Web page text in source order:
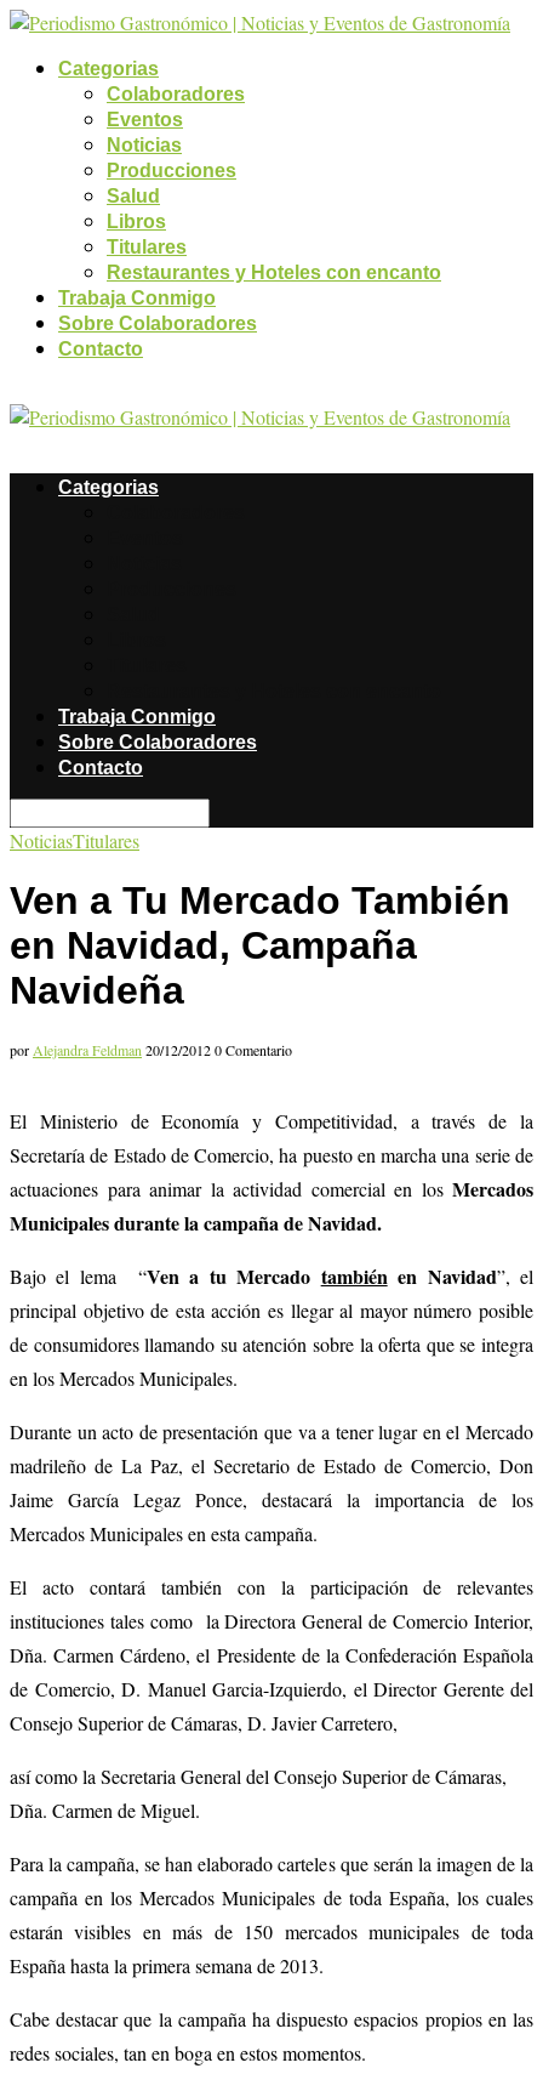
Categorias
Colaboradores
Eventos
Noticias
Producciones
Salud
Libros
Titulares
Restaurantes y Hoteles con encanto
Trabaja Conmigo
Sobre Colaboradores
Contacto
Categorias
Trabaja Conmigo
Sobre Colaboradores
Contacto
NoticiasTitulares
Ven a Tu Mercado También
en Navidad, Campaña
Navideña
por Alejandra Feldman 20/12/20120 Comentario
El Ministerio de Economía y Competitividad, a través de la
Secretaría de Estado de Comercio, ha puesto en marcha una serie de
actuaciones para animar la actividad comercial en los Mercados
Municipales durante la campaña de Navidad.
Bajo el lema “Ven a tu Mercado tambiénen Navidad”, el
principal objetivo de esta acción es llegar al mayor número posible
de consumidores llamando su atención sobre la oferta que se integra
en los Mercados Municipales.
Durante un acto de presentación que va a tener lugar en el Mercado
madrileño de La Paz, el Secretario de Estado de Comercio, Don
Jaime García Legaz Ponce, destacará la importancia de los
Mercados Municipales en esta campaña.
El acto contará también con la participación de relevantes
instituciones tales como la Directora General de Comercio Interior,
Dña. Carmen Cárdeno, el Presidente de la Confederación Española
de Comercio, D. Manuel Garcia-Izquierdo, el Director Gerente del
Consejo Superior de Cámaras, D. Javier Carretero,
así como la Secretaria General del Consejo Superior de Cámaras,
Dña. Carmen de Miguel.
Para la campaña, se han elaborado carteles que serán la imagen de la
campaña en los Mercados Municipales de toda España, los cuales
estarán visibles en más de 150 mercados municipales de toda
España hasta la primera semana de 2013.
Cabe destacar que la campaña ha dispuesto espacios propios en las
redes sociales, tan en boga en estos momentos.